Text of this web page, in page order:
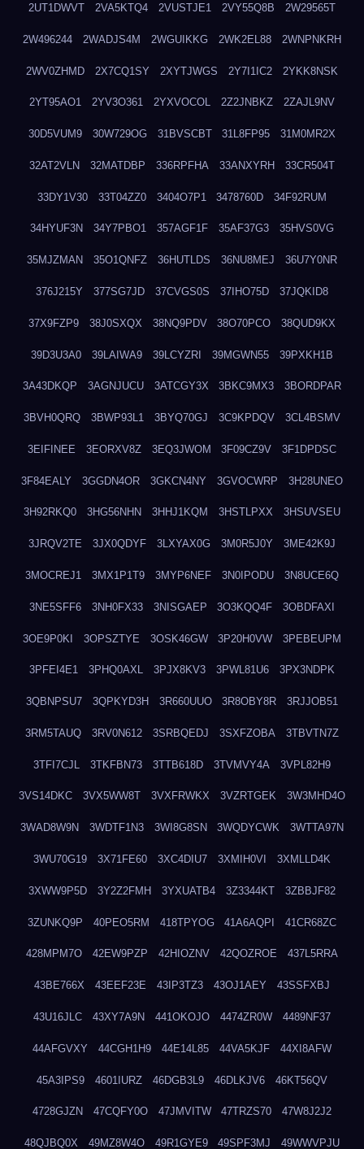
2UT1DWVT 2VA5KTQ4 2VUSTJE1 2VY55Q8B 2W29565T
2W496244 2WADJS4M 2WGUIKKG 2WK2EL88 2WNPNKRH
2WV0ZHMD 2X7CQ1SY 2XYTJWGS 2Y7I1IC2 2YKK8NSK
2YT95AO1 2YV3O361 2YXVOCOL 2Z2JNBKZ 2ZAJL9NV
30D5VUM9 30W729OG 31BVSCBT 31L8FP95 31M0MR2X
32AT2VLN 32MATDBP 336RPFHA 33ANXYRH 33CR504T
33DY1V30 33T04ZZ0 3404O7P1 3478760D 34F92RUM
34HYUF3N 34Y7PBO1 357AGF1F 35AF37G3 35HVS0VG
35MJZMAN 35O1QNFZ 36HUTLDS 36NU8MEJ 36U7Y0NR
376J215Y 377SG7JD 37CVGS0S 37IHO75D 37JQKID8
37X9FZP9 38J0SXQX 38NQ9PDV 38O70PCO 38QUD9KX
39D3U3A0 39LAIWA9 39LCYZRI 39MGWN55 39PXKH1B
3A43DKQP 3AGNJUCU 3ATCGY3X 3BKC9MX3 3BORDPAR
3BVH0QRQ 3BWP93L1 3BYQ70GJ 3C9KPDQV 3CL4BSMV
3EIFINEE 3EORXV8Z 3EQ3JWOM 3F09CZ9V 3F1DPDSC
3F84EALY 3GGDN4OR 3GKCN4NY 3GVOCWRP 3H28UNEO
3H92RKQ0 3HG56NHN 3HHJ1KQM 3HSTLPXX 3HSUVSEU
3JRQV2TE 3JX0QDYF 3LXYAX0G 3M0R5J0Y 3ME42K9J
3MOCREJ1 3MX1P1T9 3MYP6NEF 3N0IPODU 3N8UCE6Q
3NE5SFF6 3NH0FX33 3NISGAEP 3O3KQQ4F 3OBDFAXI
3OE9P0KI 3OPSZTYE 3OSK46GW 3P20H0VW 3PEBEUPM
3PFEI4E1 3PHQ0AXL 3PJX8KV3 3PWL81U6 3PX3NDPK
3QBNPSU7 3QPKYD3H 3R660UUO 3R8OBY8R 3RJJOB51
3RM5TAUQ 3RV0N612 3SRBQEDJ 3SXFZOBA 3TBVTN7Z
3TFI7CJL 3TKFBN73 3TTB618D 3TVMVY4A 3VPL82H9
3VS14DKC 3VX5WW8T 3VXFRWKX 3VZRTGEK 3W3MHD4O
3WAD8W9N 3WDTF1N3 3WI8G8SN 3WQDYCWK 3WTTA97N
3WU70G19 3X71FE60 3XC4DIU7 3XMIH0VI 3XMLLD4K
3XWW9P5D 3Y2Z2FMH 3YXUATB4 3Z3344KT 3ZBBJF82
3ZUNKQ9P 40PEO5RM 418TPYOG 41A6AQPI 41CR68ZC
428MPM7O 42EW9PZP 42HIOZNV 42QOZROE 437L5RRA
43BE766X 43EEF23E 43IP3TZ3 43OJ1AEY 43SSFXBJ
43U16JLC 43XY7A9N 441OKOJO 4474ZR0W 4489NF37
44AFGVXY 44CGH1H9 44E14L85 44VA5KJF 44XI8AFW
45A3IPS9 4601IURZ 46DGB3L9 46DLKJV6 46KT56QV
4728GJZN 47CQFY0O 47JMVITW 47TRZS70 47W8J2J2
48QJBQ0X 49MZ8W4O 49R1GYE9 49SPF3MJ 49WWVPJU